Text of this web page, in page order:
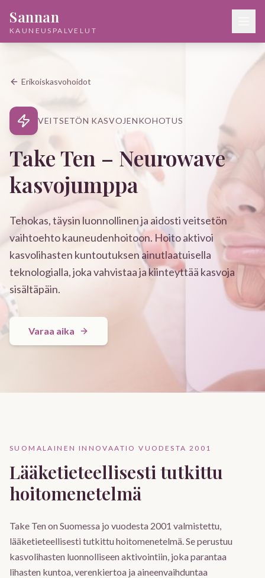
Sannan
KAUNEUSPALVELUT
Erikoiskasvohoidot
VEITSETÖN KASVOJENKOHOTUS
Take Ten – Neurowave
kasvojumppa
Tehokas, täysin luonnollinen ja aidosti veitsetön
vaihtoehto kauneudenhoitoon. Hoito aktivoi
kasvolihasten kuntoutuksen ainutlaatuisella
teknologialla, joka vahvistaa ja kiinteyttää kasvoja
sisältäpäin.
Varaa aika
SUOMALAINEN INNOVAATIO VUODESTA 2001
Lääketieteellisesti tutkittu
hoitomenetelmä
Take Ten on Suomessa jo vuodesta 2001 valmistettu,
lääketieteellisesti tutkittu hoitomenetelmä. Se perustuu
kasvolihasten luonnolliseen aktivointiin, joka parantaa
lihasten kuntoa, verenkiertoa ja aineenvaihduntaa